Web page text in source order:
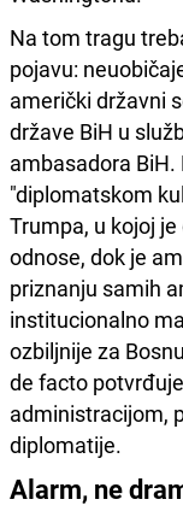
Na tom tragu
pojavu:
američki državni
države BiH u
ambasadora
"diplomatskom
Trumpa, u kojoj
odnose, dok je
priznanju samih
institucionalno
ozbiljnije za
de facto
administracijom,
diplomatije.
Alarm, ne